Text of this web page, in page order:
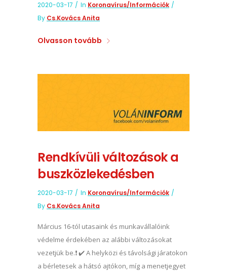
2020-03-17 In Koronavírus/információk
By Cs.Kovács Anita
Olvasson tovább
Rendkívüli változások a
buszközlekedésben
2020-03-17 In Koronavírus/információk
By Cs.Kovács Anita
Március 16-tól utasaink és munkavállalóink
védelme érdekében az alábbi változásokat
vezetjük be.❗️ ✔️ A helyközi és távolsági járatokon
a bérletesek a hátsó ajtókon, míg a menetjegyet